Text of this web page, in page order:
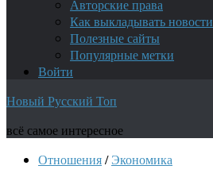
Авторские права
Как выкладывать новости
Полезные сайты
Популярные метки
Войти
Новый Русский Топ
всё самое интересное
Отношения/ Экономика